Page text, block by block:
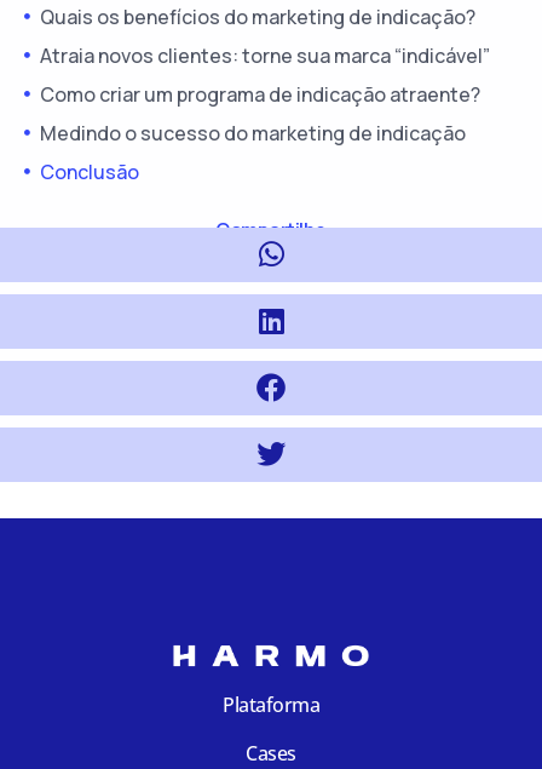
Compartilhe
Quais os benefícios do marketing de indicação?
Atraia novos clientes: torne sua marca “indicável”
Como criar um programa de indicação atraente?
Medindo o sucesso do marketing de indicação
Conclusão
Plataforma
Cases